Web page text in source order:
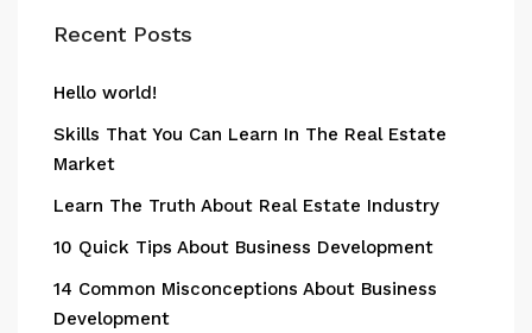
Recent Posts
Hello world!
Skills That You Can Learn In The Real Estate
Market
Learn The Truth About Real Estate Industry
10 Quick Tips About Business Development
14 Common Misconceptions About Business
Development